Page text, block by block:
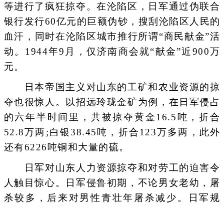
等进行了疯狂掠夺。在沦陷区，日军通过伪联合
银行发行60亿元的巨额伪钞，搜刮沦陷区人民的
血汗，同时在沦陷区城市推行所谓“商民献金”活
动。1944年9月，仅济南商会就“献金”近900万
元。
日本帝国主义对山东的工矿和农业资源的掠
夺也很惊人。以招远玲珑金矿为例，在日军侵占
的六年半时间里，共被掠夺黄金16.5吨，折合
52.8万两;白银38.45吨，折合123万多两，此外
还有6226吨铜和大量的硫。
日军对山东人力资源掠夺和对劳工的迫害令
人触目惊心。日军侵鲁初期，不论男女老幼，屠
杀较多，后来对男性青壮年屠杀减少。日军规